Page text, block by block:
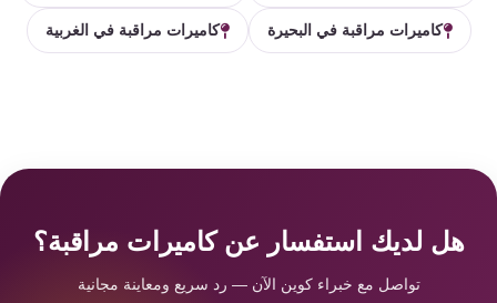
كاميرات مراقبة في البحيرة كاميرات مراقبة في الغربية
هل لديك استفسار عن كاميرات مراقبة؟
تواصل مع خبراء كوين الآن — رد سريع ومعاينة مجانية